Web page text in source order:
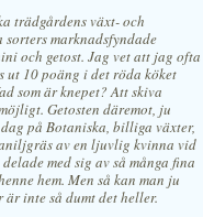
trädgårdens växt- och
marknadsfyndade
och getost. Jag vet att jag ofta
ut 10 poäng i det röda köket
som är knepet? Att skiva
Getosten däremot, ju
på Botaniska, billiga växter,
av en ljuvlig kvinna vid
med sig av så många fina
hem. Men så kan man ju
inte så dumt det heller.